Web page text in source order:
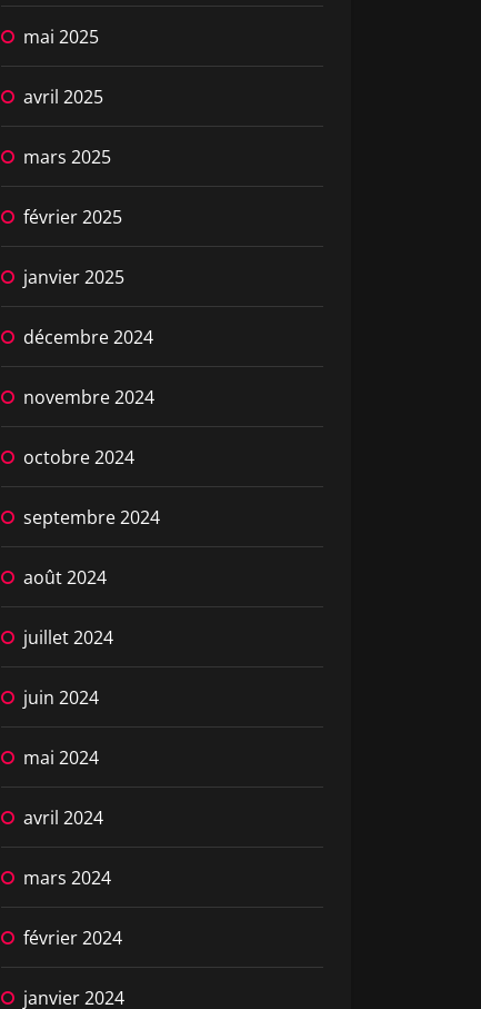
mai 2025
avril 2025
mars 2025
février 2025
janvier 2025
décembre 2024
novembre 2024
octobre 2024
septembre 2024
août 2024
juillet 2024
juin 2024
mai 2024
avril 2024
mars 2024
février 2024
janvier 2024